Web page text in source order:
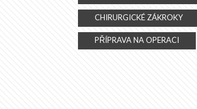
CHIRURGICKÉ ZÁKROKY
PŘÍPRAVA NA OPERACI